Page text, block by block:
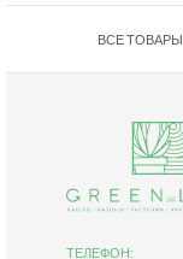
ВСЕ ТОВАРЫ
ТЕЛЕФОН: